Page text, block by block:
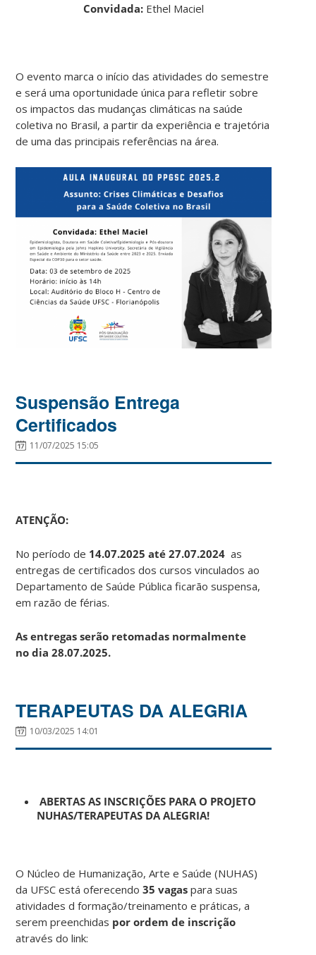
Convidada: Ethel Maciel
O evento marca o início das atividades do semestre
e será uma oportunidade única para refletir sobre
os impactos das mudanças climáticas na saúde
coletiva no Brasil, a partir da experiência e trajetória
de uma das principais referências na área.
Suspensão Entrega
Certificados
11/07/2025 15:05
ATENÇÃO:
No período de 14.07.2025 até 27.07.2024 as
entregas de certificados dos cursos vinculados ao
Departamento de Saúde Pública ficarão suspensa,
em razão de férias.
As entregas serão retomadas normalmente
no dia 28.07.2025.
TERAPEUTAS DA ALEGRIA
10/03/2025 14:01
ABERTAS AS INSCRIÇÕES PARA O PROJETO
NUHAS/TERAPEUTAS DA ALEGRIA!
O Núcleo de Humanização, Arte e Saúde (NUHAS)
da UFSC está oferecendo35 vagas para suas
atividades d formação/treinamento e práticas, a
serem preenchidas por ordem de inscrição
através do link: